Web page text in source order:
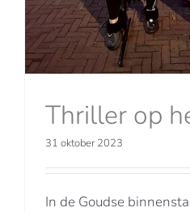
Thriller op
31 oktober 2023
In de Goudse